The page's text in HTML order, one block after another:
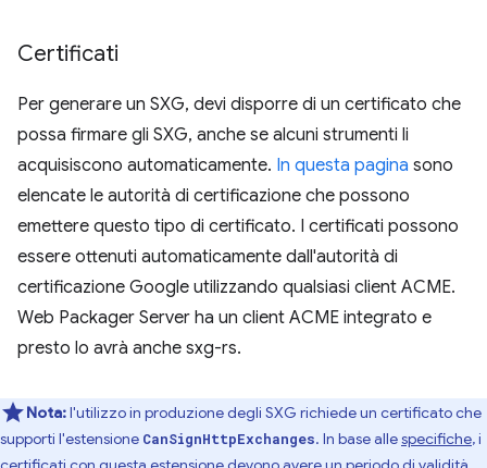
Certificati
Per generare un SXG, devi disporre di un certificato che
possa firmare gli SXG, anche se alcuni strumenti li
acquisiscono automaticamente. In questa pagina sono
elencate le autorità di certificazione che possono
emettere questo tipo di certificato. I certificati possono
essere ottenuti automaticamente dall'autorità di
certificazione Google utilizzando qualsiasi client ACME.
Web Packager Server ha un client ACME integrato e
presto lo avrà anche sxg-rs.
Nota:l'utilizzo in produzione degli SXG richiede un certificato che
supporti l'estensione CanSignHttpExchanges. In base allespecifiche, i